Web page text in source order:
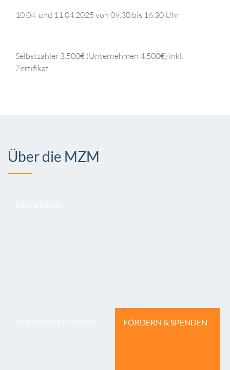
10.04. und 11.04.2025 von 09.30 bis 16.30 Uhr
Selbstzahler 3.500€ (Unternehmen 4.500€) inkl.
Zertifikat
Über die MZM
FÖRDERN & SPENDEN